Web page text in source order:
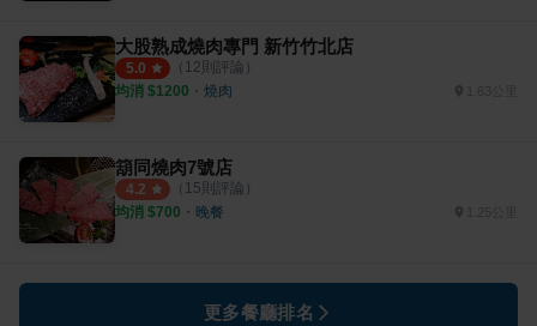
大股熟成燒肉專門 新竹竹北店
5.0 （ 12則評論）
均消 $1200 ・ 燒肉
箶同燒肉7號店
4.2 （ 15則評論）
均消 $700 ・ 晚餐 1.25公里
更多餐廳排名